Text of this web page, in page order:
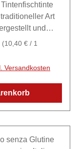
Art
und
tiefschwarze
34) Salz
(10,40 € / 1
Versandkosten